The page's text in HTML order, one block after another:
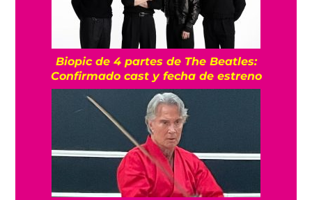
Biopic de 4 partes de The Beatles:
Confirmado cast y fecha de estreno